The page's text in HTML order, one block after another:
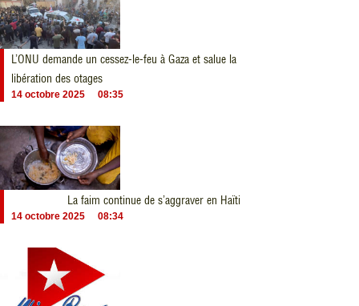
L’ONU demande un cessez-le-feu à Gaza et salue la
libération des otages
14 octobre 2025 08:35
La faim continue de s’aggraver en Haïti
14 octobre 2025 08:34